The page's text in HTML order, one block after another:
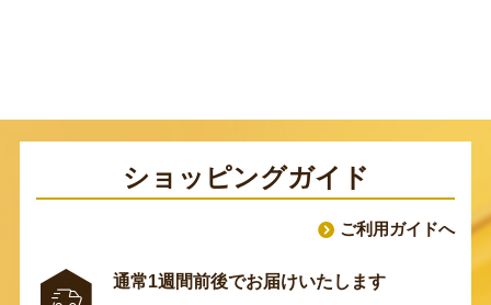
ショッピングガイド
ご利用ガイドへ
通常1週間前後でお届けいたします